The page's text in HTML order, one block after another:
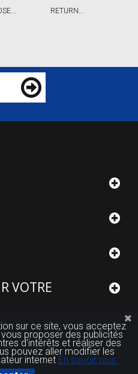
RETURN...
VOTRE
sur ce site, vous acceptez
proposer des publicités
d'intérêts et réaliser des
pouvez aller modifier les
internet En savoir plus.